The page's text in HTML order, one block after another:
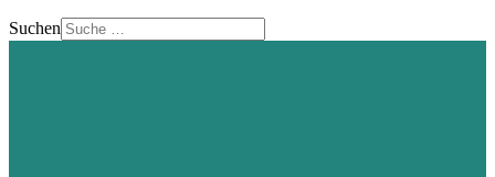
Suchen